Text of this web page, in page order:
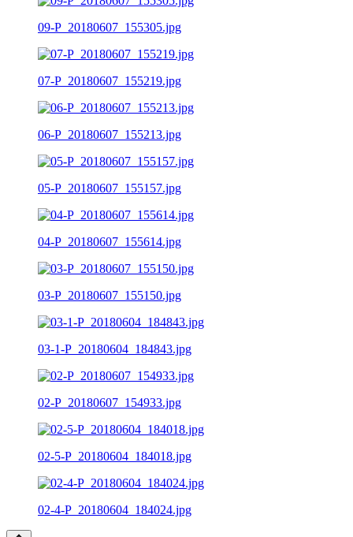
09-P_20180607_155305.jpg
07-P_20180607_155219.jpg
06-P_20180607_155213.jpg
05-P_20180607_155157.jpg
04-P_20180607_155614.jpg
03-P_20180607_155150.jpg
03-1-P_20180604_184843.jpg
02-P_20180607_154933.jpg
02-5-P_20180604_184018.jpg
02-4-P_20180604_184024.jpg